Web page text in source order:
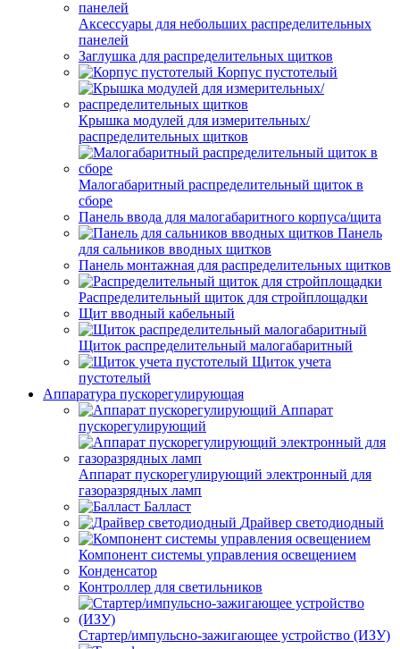
Аксессуары для небольших распределительных
панелей
Заглушка для распределительных щитков
Корпус пустотелый
Крышка модулей для измерительных/
распределительных щитков
Малогабаритный распределительный щиток в
сборе
Панель ввода для малогабаритного корпуса/щита
Панель
для сальников вводных щитков
Панель монтажная для распределительных щитков
Распределительный щиток для стройплощадки
Щит вводный кабельный
Щиток распределительный малогабаритный
Щиток учета
пустотелый
Аппаратура пускорегулирующая
Аппарат
пускорегулирующий
Аппарат пускорегулирующий электронный для
газоразрядных ламп
Балласт
Драйвер светодиодный
Компонент системы управления освещением
Конденсатор
Контроллер для светильников
Стартер/импульсно-зажигающее устройство (ИЗУ)